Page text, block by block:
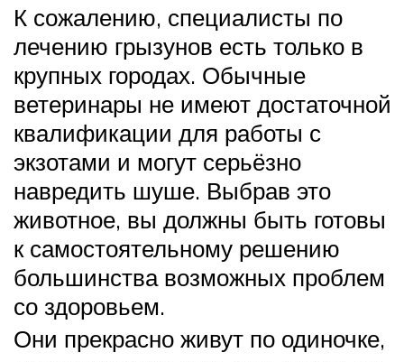
К сожалению, специалисты по
лечению грызунов есть только в
крупных городах. Обычные
ветеринары не имеют достаточной
квалификации для работы с
экзотами и могут серьёзно
навредить шуше. Выбрав это
животное, вы должны быть готовы
к самостоятельному решению
большинства возможных проблем
со здоровьем.
Они прекрасно живут по одиночке,